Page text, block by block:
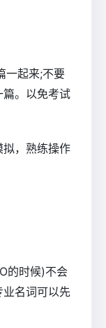
一起来;不要
。以免考试
，熟练操作
的时候)不会
名词可以先